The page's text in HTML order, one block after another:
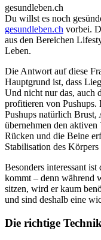
gesundleben.ch
Du willst es noch
gesundleben.ch vorbei.
aus den Bereichen
Leben.
Die Antwort auf diese
Hauptgrund ist, dass
Und nicht nur das, auch
profitieren von Pushups.
Pushups natürlich Brust,
übernehmen den
Rücken und die Beine
Stabilisation des
Besonders interessant
kommt – denn während
sitzen, wird er kaum
und sind deshalb eine
Die richtige